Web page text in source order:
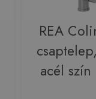
REA
acél szín